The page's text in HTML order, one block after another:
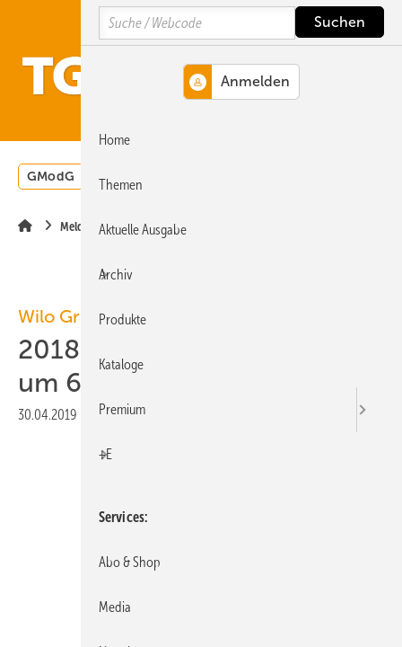
Hauptinhalt
Hauptmenü
SiteSearch
GModG Wärmepumpe
Meldungen
Wilo Gruppe
2018: Wilo steigert Umsatz
um 6,2 %
30.04.2019 Veröffentlicht in
Search
Home
Themen
Aktuelle Ausgabe
Archiv
Produkte
Kataloge
Premium
+E
Services
Abo & Shop
Media